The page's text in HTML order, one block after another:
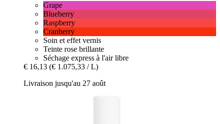
Grape
Blueberry
Raspberry
Cranberry
Soin et effet vernis
Teinte rose brillante
Séchage express à l'air libre
€ 16,13 (€ 1.075,33 / L)
Livraison jusqu'au 27 août